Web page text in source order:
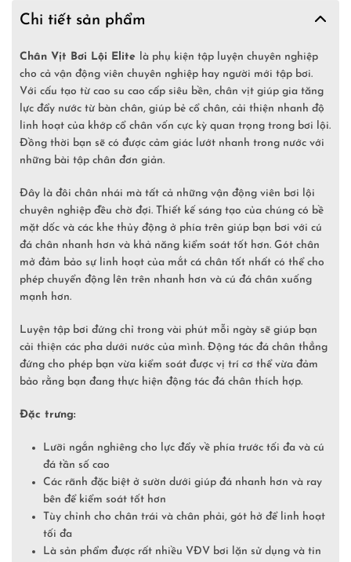
Chi tiết sản phẩm
Chân Vịt Bơi Lội Elite là phụ kiện tập luyện chuyên nghiệp
cho cả vận động viên chuyên nghiệp hay người mới tập bơi.
Với cấu tạo từ cao su cao cấp siêu bền, chân vịt giúp gia tăng
lực đẩy nước từ bàn chân, giúp bẻ cổ chân, cải thiện nhanh độ
linh hoạt của khớp cổ chân vốn cực kỳ quan trọng trong bơi lội.
Đồng thời bạn sẽ có được cảm giác lướt nhanh trong nước với
những bài tập chân đơn giản.
Đây là đôi chân nhái mà tất cả những vận động viên bơi lội
chuyên nghiệp đều chờ đợi. Thiết kế sáng tạo của chúng có bề
mặt dốc và các khe thủy động ở phía trên giúp bạn bơi với cú
đá chân nhanh hơn và khả năng kiểm soát tốt hơn. Gót chân
mở đảm bảo sự linh hoạt của mắt cá chân tốt nhất có thể cho
phép chuyển động lên trên nhanh hơn và cú đá chân xuống
mạnh hơn.
Luyện tập bơi đứng chỉ trong vài phút mỗi ngày sẽ giúp bạn
cải thiện các pha dưới nước của mình. Động tác đá chân thẳng
đứng cho phép bạn vừa kiểm soát được vị trí cơ thể vừa đảm
bảo rằng bạn đang thực hiện động tác đá chân thích hợp.
Đặc trưng:
Lưỡi ngắn nghiêng cho lực đẩy về phía trước tối đa và cú
đá tần số cao
Các rãnh đặc biệt ở sườn dưới giúp đá nhanh hơn và ray
bên để kiểm soát tốt hơn
Tùy chỉnh cho chân trái và chân phải, gót hở để linh hoạt
tối đa
Là sản phẩm được rất nhiều VĐV bơi lặn sử dụng và tin